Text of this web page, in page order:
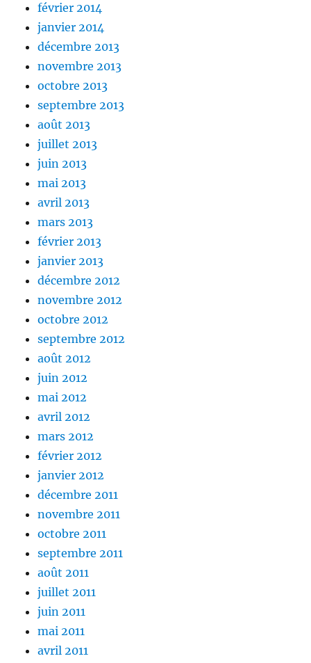
février 2014
janvier 2014
décembre 2013
novembre 2013
octobre 2013
septembre 2013
août 2013
juillet 2013
juin 2013
mai 2013
avril 2013
mars 2013
février 2013
janvier 2013
décembre 2012
novembre 2012
octobre 2012
septembre 2012
août 2012
juin 2012
mai 2012
avril 2012
mars 2012
février 2012
janvier 2012
décembre 2011
novembre 2011
octobre 2011
septembre 2011
août 2011
juillet 2011
juin 2011
mai 2011
avril 2011